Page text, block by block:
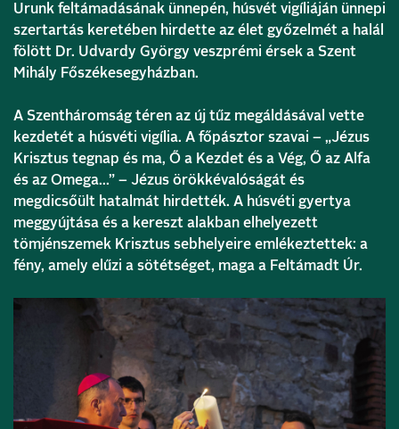
Urunk feltámadásának ünnepén, húsvét vigíliáján ünnepi
szertartás keretében hirdette az élet győzelmét a halál
fölött Dr. Udvardy György veszprémi érsek a Szent
Mihály Főszékesegyházban.
A Szentháromság téren az új tűz megáldásával vette
kezdetét a húsvéti vigília. A főpásztor szavai – „Jézus
Krisztus tegnap és ma, Ő a Kezdet és a Vég, Ő az Alfa
és az Omega…” – Jézus örökkévalóságát és
megdicsőült hatalmát hirdették. A húsvéti gyertya
meggyújtása és a kereszt alakban elhelyezett
tömjénszemek Krisztus sebhelyeire emlékeztettek: a
fény, amely elűzi a sötétséget, maga a Feltámadt Úr.